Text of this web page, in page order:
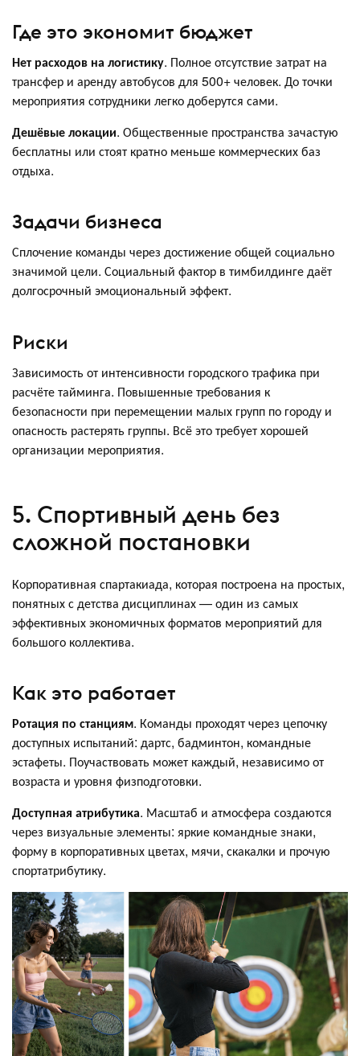
Где это экономит бюджет
Нет расходов на логистику. Полное отсутствие затрат на
трансфер и аренду автобусов для 500+ человек. До точки
мероприятия сотрудники легко доберутся сами.
Дешёвые локации. Общественные пространства зачастую
бесплатны или стоят кратно меньше коммерческих баз
отдыха.
Задачи бизнеса
Сплочение команды через достижение общей социально
значимой цели. Социальный фактор в тимбилдинге даёт
долгосрочный эмоциональный эффект.
Риски
Зависимость от интенсивности городского трафика при
расчёте тайминга. Повышенные требования к
безопасности при перемещении малых групп по городу и
опасность растерять группы. Всё это требует хорошей
организации мероприятия.
5. Спортивный день без
сложной постановки
Корпоративная спартакиада, которая построена на простых,
понятных с детства дисциплинах — один из самых
эффективных экономичных форматов мероприятий для
большого коллектива.
Как это работает
Ротация по станциям. Команды проходят через цепочку
доступных испытаний: дартс, бадминтон, командные
эстафеты. Поучаствовать может каждый, независимо от
возраста и уровня физподготовки.
Доступная атрибутика. Масштаб и атмосфера создаются
через визуальные элементы: яркие командные знаки,
форму в корпоративных цветах, мячи, скакалки и прочую
спортатрибутику.